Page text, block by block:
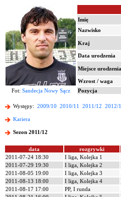
Imię
Nazwisko
Kraj
Data urodzenia
Miejsce urodzenia
Wzrost / waga
Fot: Sandecja Nowy Sącz Pozycja
Występy: 2009/10 2010/11 2011/12 2012/
Kariera
Sezon 2011/12
data rozgrywki
2011-07-24 18:30
I liga, Kolejka 1
2011-07-29 19:30
I liga, Kolejka 2
2011-08-05 19:00
I liga, Kolejka 3
2011-08-13 18:00
I liga, Kolejka 4
2011-08-17 17:00
PP, I runda